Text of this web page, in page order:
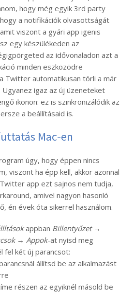
hogy még egyik 3rd party
a notifikációk olvasottságát
viszont a gyári app igenis
egy készülékeden az
az idővonaladon azt a
minden eszközödre
Twitter automatikusan törli a már
igaz az új üzeneteket
ikonon: ez is szinkronizálódik az
a beállításaid is.
Mac-en
úgy, hogy éppen nincs
viszont ha épp kell, akkor azonnal
app ezt sajnos nem tudja,
amivel nagyon hasonló
én évek óta sikerrel használom.
appban Billentyűzet →
→ Appok-at nyisd meg
fel két új parancsot:
állítsd be az alkalmazást
részen az egyiknél másold be